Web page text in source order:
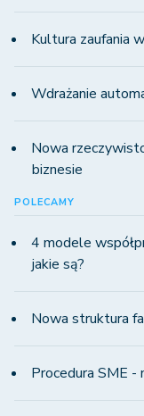
Kultura zaufania
Wdrażanie
Nowa
biznesie
POLECAMY
4 modele
jakie są?
Nowa struktura
Procedura SME